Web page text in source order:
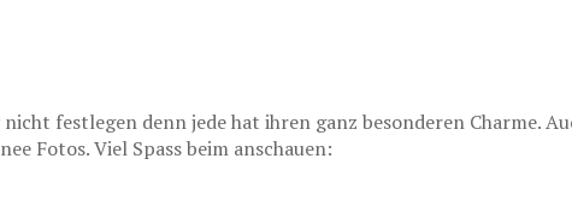
festlegen denn jede hat ihren ganz besonderen Charme.
Fotos. Viel Spass beim anschauen: